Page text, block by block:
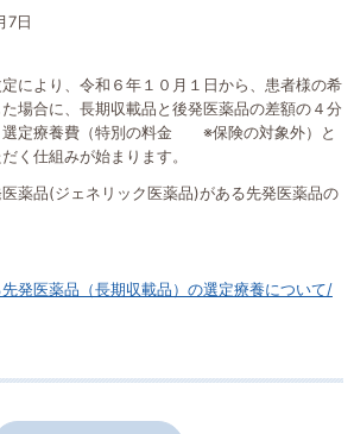
7日
により、令和６年１０月１日から、患者様の希
場合に、長期収載品と後発医薬品の差額の４分
選定療養費（特別の料金 ※保険の対象外）と
く仕組みが始まります。
医薬品(ジェネリック医薬品)がある先発医薬品の
発医薬品（長期収載品）の選定療養について/